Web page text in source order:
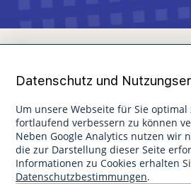
Datenschutz und
Um unsere Webseite für Sie
fortlaufend verbessern zu können
Neben Google Analytics nutzen wir
die zur Darstellung dieser Seite
Informationen zu Cookies erhalten
Datenschutzbestimmungen.